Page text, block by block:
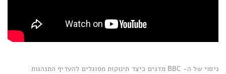
ניסוי של ה- BBC מדגים כיצד תינוקות מסוגלים להעדיף התנהגות